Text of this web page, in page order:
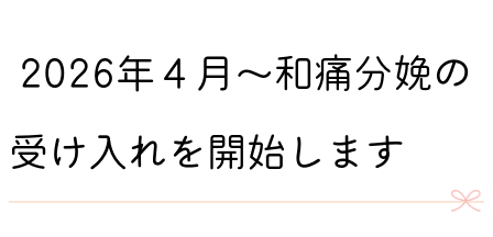
2026年４月～和痛分娩の
受け入れを開始します